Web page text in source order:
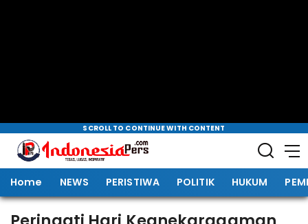
SCROLL TO CONTINUE WITH CONTENT
Home NEWS PERISTIWA POLITIK HUKUM